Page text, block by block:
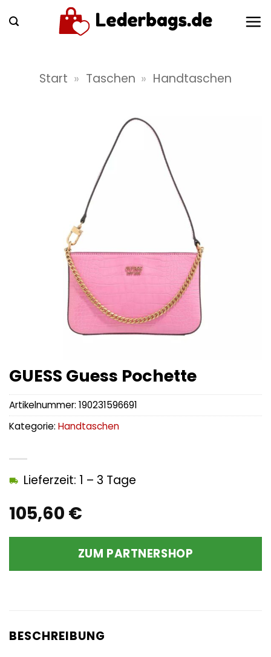
Inhalt
Start » Taschen » Handtaschen
GUESS Guess Pochette
105,60 €
Lieferzeit: 1 – 3 Tage
ZUM PARTNERSHOP
Artikelnummer: 190231596691
Kategorie: Handtaschen
BESCHREIBUNG